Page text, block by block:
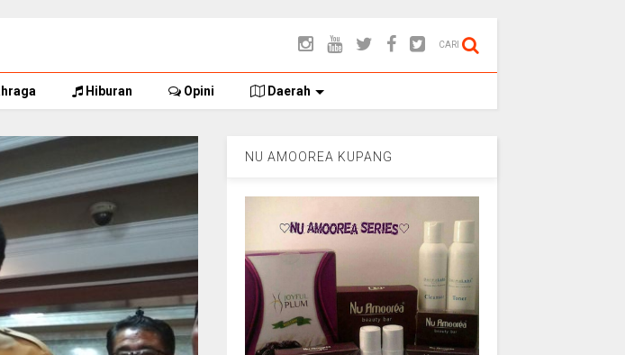
CARI
Hiburan Opini Daerah
NU AMOOREA KUPANG